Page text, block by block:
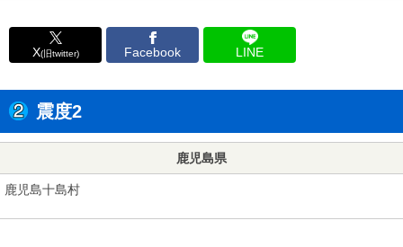
X(旧twitter) Facebook LINE
震度2
鹿児島県
鹿児島十島村